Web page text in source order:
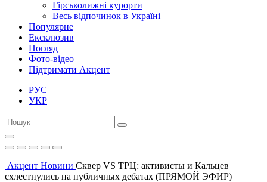
Гірськолижні курорти
Весь відпочинок в Україні
Популярне
Ексклюзив
Погляд
Фото-відео
Підтримати Акцент
РУС
УКР
Акцент Новини Сквер VS ТРЦ: активисты и Кальцев
схлестнулись на публичных дебатах (ПРЯМОЙ ЭФИР)